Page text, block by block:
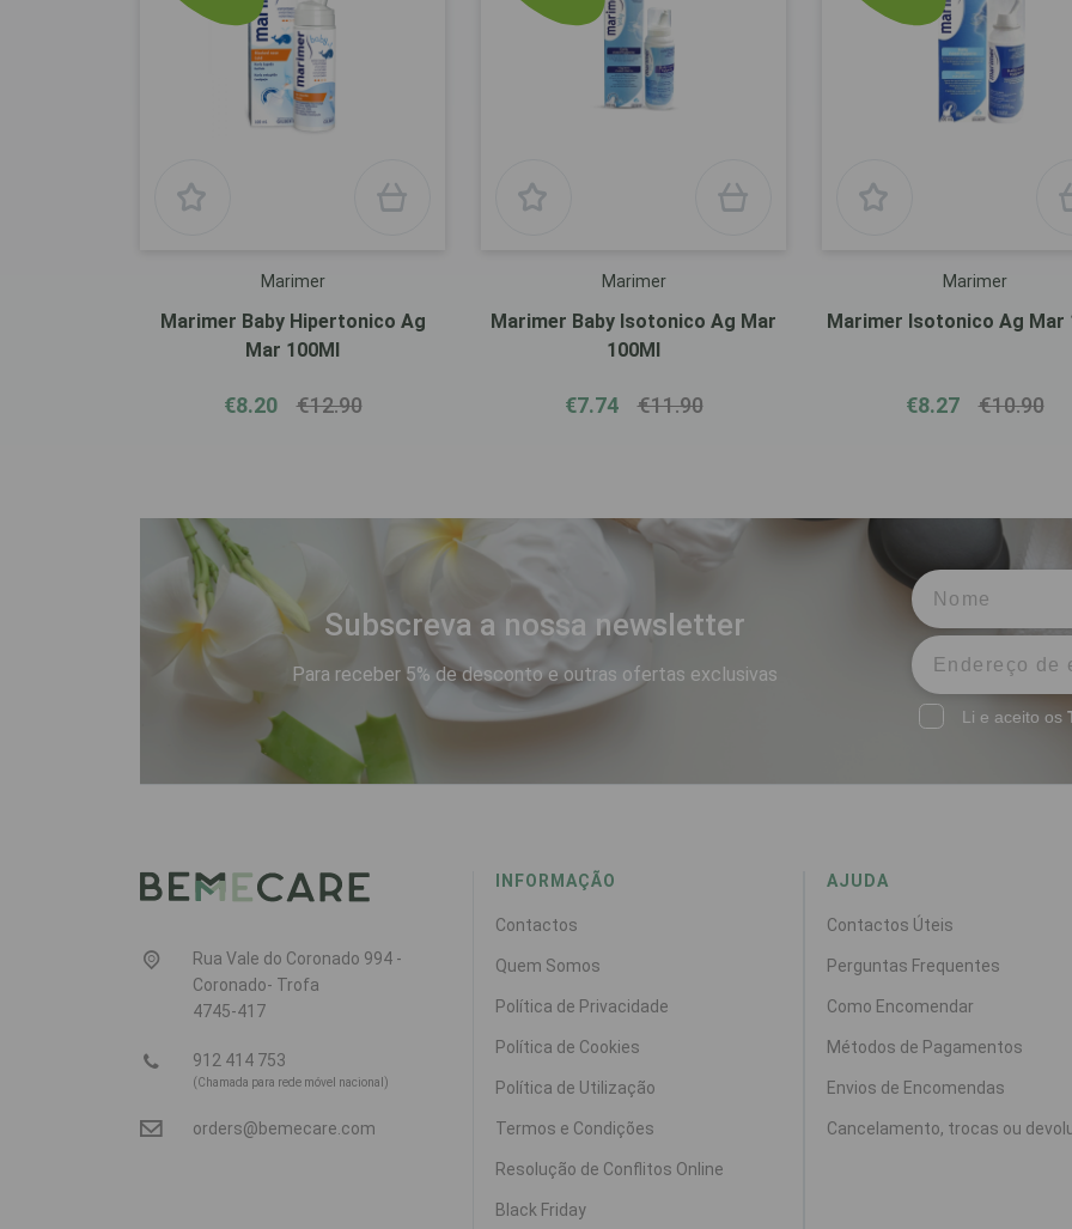
Marimer
Marimer Baby Hipertonico Ag
Mar 100Ml
€8.20 €12.90
Marimer
Marimer Baby Isotonico Ag Mar
100Ml
€7.74 €11.90
Marimer
Marimer Isotonico Ag Mar
€8.27 €10.90
Subscreva a nossa newsletter
Para receber 5% de desconto e outras ofertas exclusivas
Li e aceito os
Rua Vale do Coronado 994 -
Coronado- Trofa
4745-417
912 414 753
(Chamada para rede móvel nacional)
orders@bemecare.com
INFORMAÇÃO
Contactos
Quem Somos
Política de Privacidade
Política de Cookies
Política de Utilização
Termos e Condições
Resolução de Conflitos Online
Black Friday
AJUDA
Contactos Úteis
Perguntas Frequentes
Como Encomendar
Métodos de Pagamentos
Envios de Encomendas
Cancelamento, trocas ou